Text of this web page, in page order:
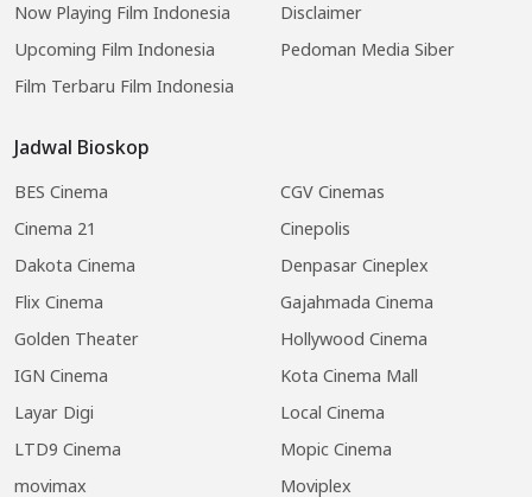
Now Playing Film Indonesia
Upcoming Film Indonesia
Film Terbaru Film Indonesia
Jadwal Bioskop
BES Cinema
CGV Cinemas
Cinema 21
Cinepolis
Dakota Cinema
Denpasar Cineplex
Flix Cinema
Gajahmada Cinema
Golden Theater
Hollywood Cinema
IGN Cinema
Kota Cinema Mall
Layar Digi
Local Cinema
LTD9 Cinema
Mopic Cinema
movimax
Moviplex
Disclaimer
Pedoman Media Siber